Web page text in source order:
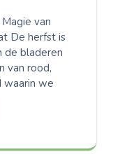
van
De herfst is
de bladeren
van rood,
waarin we